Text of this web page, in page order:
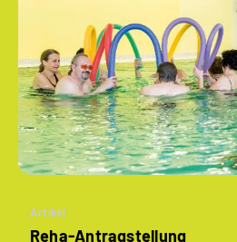
Artikel
Reha-Antragstellung